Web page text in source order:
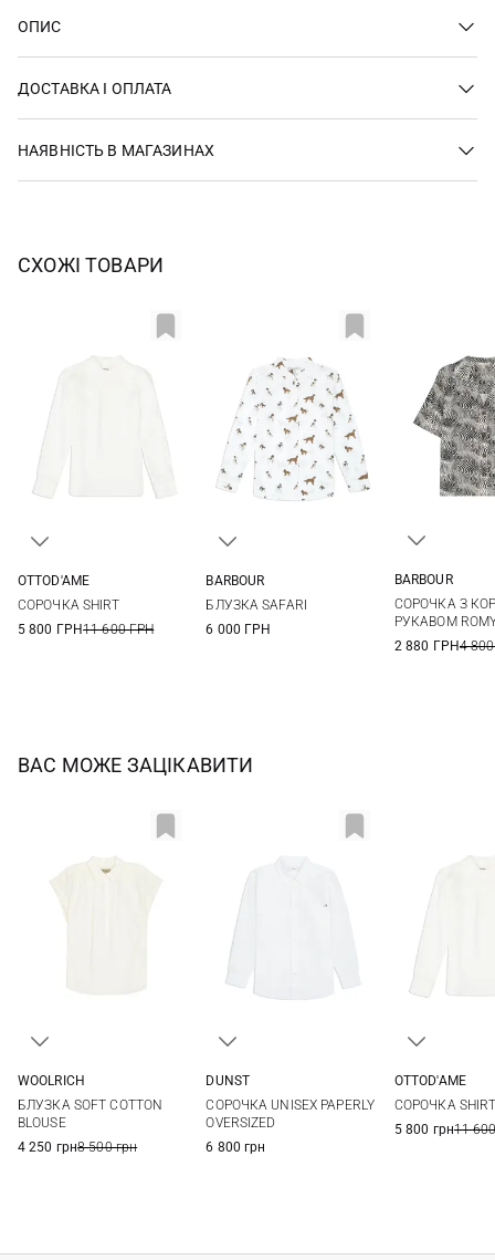
ОПИС
ДОСТАВКА І ОПЛАТА
НАЯВНІСТЬ В МАГАЗИНАХ
СХОЖІ ТОВАРИ
OTTOD'AME
СОРОЧКА SHIRT
5 800 ГРН11 600 ГРН
BARBOUR
БЛУЗКА SAFARI
6 000 ГРН
BARBOUR
СОРОЧКА З
РУКАВОМ
2 880 ГРН4
ВАС МОЖЕ ЗАЦІКАВИТИ
WOOLRICH
БЛУЗКА SOFT COTTON
BLOUSE
4 250 грн8 500 грн
DUNST
СОРОЧКА UNISEX PAPERLY
OVERSIZED
6 800 грн
OTTOD'AME
СОРОЧКА
5 800 грн11